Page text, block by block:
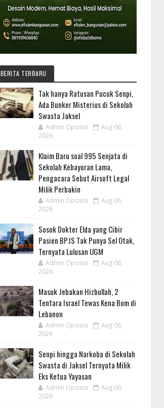
BERITA TERBARU
Tak hanya Ratusan Pucuk Senpi,
Ada Bunker Misterius di Sekolah
Swasta Jaksel
Admin Oposisi
Aug 06,
2026
Klaim Baru soal 995 Senjata di
Sekolah Kebayoran Lama,
Pengacara Sebut Airsoft Legal
Milik Perbakin
Admin Oposisi
Aug 06,
2026
Sosok Dokter Elda yang Cibir
Pasien BPJS Tak Punya Sel Otak,
Ternyata Lulusan UGM
Admin Oposisi
Aug 06,
2026
Masuk Jebakan Hizbullah, 2
Tentara Israel Tewas Kena Bom di
Lebanon
Admin Oposisi
Aug 06,
2026
Senpi hingga Narkoba di Sekolah
Swasta di Jaksel Ternyata Milik
Eks Ketua Yayasan
Admin Oposisi
Aug 06,
2026